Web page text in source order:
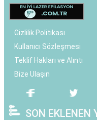
Gizlilik Politikası
Kullanıcı Sözleşmesi
Teklif Hakları ve Alıntı
Bize Ulaşın
SON EKLENEN